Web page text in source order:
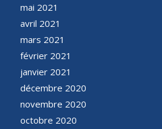
mai 2021
avril 2021
mars 2021
février 2021
janvier 2021
décembre 2020
novembre 2020
octobre 2020